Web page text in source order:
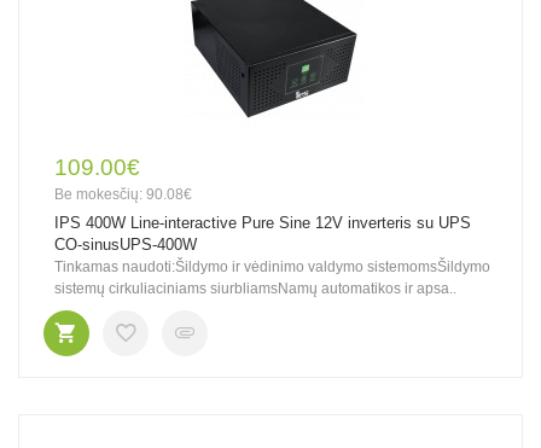
109.00€
Be mokesčių: 90.08€
IPS 400W Line-interactive Pure Sine 12V inverteris su UPS
CO-sinusUPS-400W
Tinkamas naudoti:Šildymo ir vėdinimo valdymo sistemomsŠildymo
sistemų cirkuliaciniams siurbliamsNamų automatikos ir apsa..